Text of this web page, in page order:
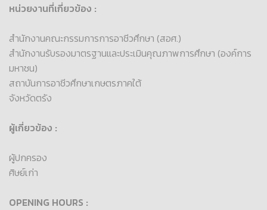
หน่วยงานที่เกี่ยวข้อง :
สำนักงานคณะกรรมการการอาชีวศึกษา (สอศ.)
สำนักงานรับรองมาตรฐานและประเมินคุณภาพการศึกษา (องค์การ
มหาชน)
สถาบันการอาชีวศึกษาเกษตรภาคใต้
จังหวัดตรัง
ผู้เกี่ยวข้อง :
ผู้ปกครอง
ศิษย์เก่า
OPENING HOURS :